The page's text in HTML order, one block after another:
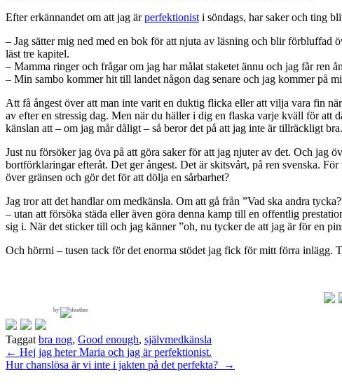
Efter erkännandet om att jag ärperfektionist i söndags, har saker och ting
– Jag sätter mig ned med en bok för att njuta av läsning och blir förbluffad
läst tre kapitel.
– Mamma ringer och frågar om jag har målat staketet ännu och jag får ren
– Min sambo kommer hit till landet någon dag senare och jag kommer på
Att få ångest över att man inte varit en duktig flicka eller att vilja vara fin
av efter en stressig dag. Men när du häller i dig en flaska varje kväll för att
känslan att – om jag mår dåligt – så beror det på att jag inte är tillräckligt bra.
Just nu försöker jag öva på att göra saker för att jag njuter av det. Och jag
bortförklaringar efteråt. Det ger ångest. Det är skitsvårt, på ren svenska.
över gränsen och gör det för att dölja en sårbarhet?
Jag tror att det handlar om medkänsla. Om att gå från ”Vad ska andra
– utan att försöka städa eller även göra denna kamp till en offentlig
sig i. När det sticker till och jag känner ”oh, nu tycker de att jag är för en
Och hörrni – tusen tack för det enorma stödet jag fick för mitt förra inlägg.
by
Taggat bra nog, Good enough, självmedkänsla
Inläggsnavigering
← Hej jag heter Maria och jag är perfektionist.
Hur chanslösa är vi inte i jakten på det perfekta?
→